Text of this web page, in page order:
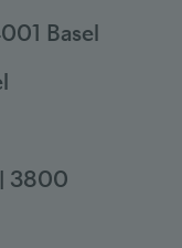
Basel
| 3800